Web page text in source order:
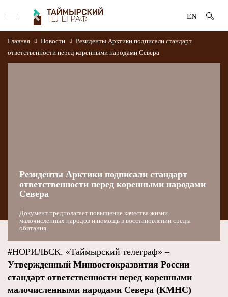
EN
Главная Новости
Резиденты Арктики подписали стандарт
ответственности перед коренными народами Севера
Резиденты Арктики подписали стандарт
ответственности перед коренными народами
Севера
Документ предполагает повышение качества жизни
малочисленных народов и помощь в восстановлении среды
обитания.
#НОРИЛЬСК. «Таймырский телеграф» –
Утвержденный Минвостокразвития России
стандарт ответственности перед коренными
малочисленными народами Севера (КМНС)